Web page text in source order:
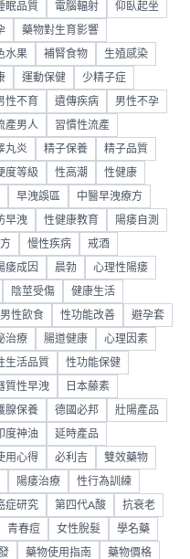
眠品質 電腦輻射 仰臥起坐
藥物對生育影響
水果 補腎食物 生殖感染
運動保健 少精子症
性不育 遺傳疾病 男性不孕
產男人 習慣性流產
丸炎 精子保養 精子品質
度等級 性高潮 性健康
早洩誤區 中醫早洩療方
早洩 性健康教育 陽痿自測
慢性疾病 戒酒
痿成因 晨勃 心理性陽痿
陰莖受傷 健康生活
男性飲食 性功能改善 避孕套
治療 腸道健康 心理因素
生活品質 性功能保健
質性早洩 日本藤素
腺保養 德國必邦 壯陽產品
度神油 延時產品
用心得 必利吉 雙效藥物
陽痿治療 性行為訓練
症研究 第四代A酸 抗衰老
青春痘 女性脫髮 學名藥
藥物使用指南 藥物價格